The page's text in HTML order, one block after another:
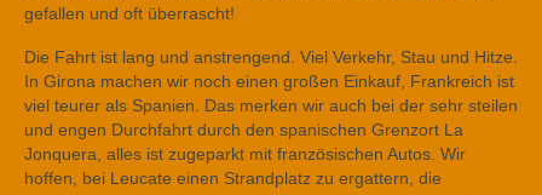
gefallen und oft überrascht!
Die Fahrt ist lang und anstrengend. Viel Verkehr, Stau und Hitze.
In Girona machen wir noch einen großen Einkauf, Frankreich ist
viel teurer als Spanien. Das merken wir auch bei der sehr steilen
und engen Durchfahrt durch den spanischen Grenzort La
Jonquera, alles ist zugeparkt mit französischen Autos. Wir
hoffen, bei Leucate einen Strandplatz zu ergattern, die